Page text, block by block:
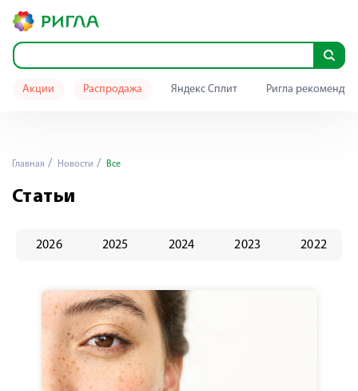
Акции Распродажа Яндекс Сплит Ригла
Главная Новости Все
Статьи
2026 2025 2024 2023 2022